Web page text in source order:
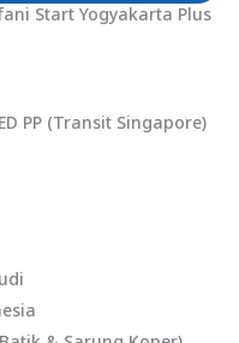
Start Yogyakarta Plus
PP (Transit Singapore)